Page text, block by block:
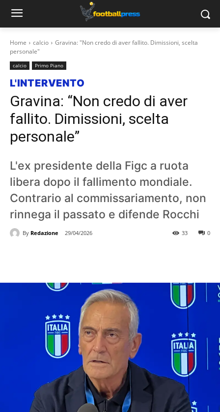
Home calcio
Gravina: "Non credo di aver fallito. Dimissioni, scelta
personale"
calcio Primo Piano
L'INTERVENTO
Gravina: “Non credo di aver
fallito. Dimissioni, scelta
personale”
L'ex presidente della Figc a ruota
libera dopo il fallimento mondiale.
Contrario al commissariamento, non
rinnega il passato e difende Rocchi
By Redazione 29/04/2026 0
33